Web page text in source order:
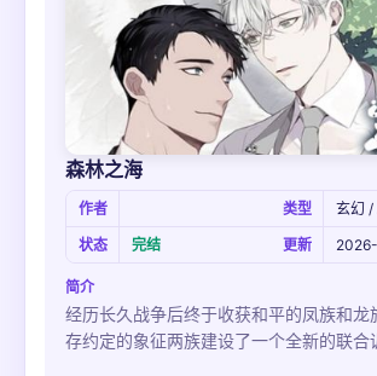
森林之海
作者 类型
玄幻 /
状态
完结 更新
简介
经历长久战争后终于收获和平的凤族和龙
存约定的象征两族建设了一个全新的联合